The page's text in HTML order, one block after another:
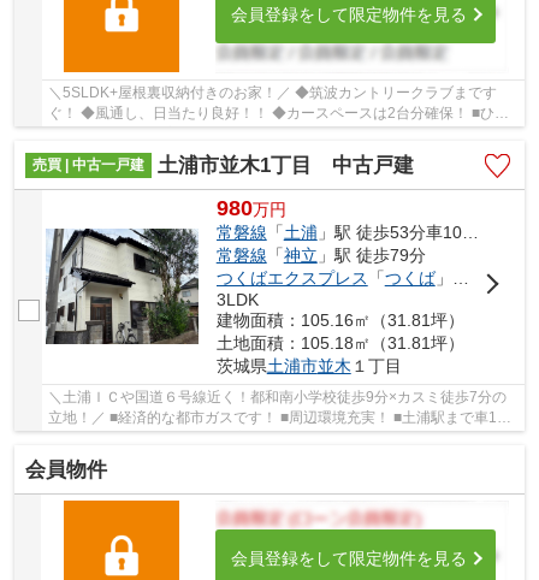
会員登録をして限定物件を見る
＼5SLDK+屋根裏収納付きのお家！／ ◆筑波カントリークラブまです
ぐ！ ◆風通し、日当たり良好！！ ◆カースペースは2台分確保！ ■ひだ
まりハウスは、お客様一人ひとりの幸せを描くマイ...
売買 | 中古一戸建
土浦市並木1丁目 中古戸建
980万円
常磐線 「土浦 」駅 徒歩53分車10分 4.2km
常磐線 「神立 」駅 徒歩79分
つくばエクスプレス
「つくば」駅 徒歩99分
3LDK
建物面積：105.16㎡（31.81坪）
土地面積：105.18㎡（31.81坪）
茨城県土浦市並木 １丁目
＼土浦ＩＣや国道６号線近く！都和南小学校徒歩9分×カスミ徒歩7分の
立地！／ ■経済的な都市ガスです！ ■周辺環境充実！ ■土浦駅まで車10
分！ ■ひだまりハウスは、お客様一人ひとりの...
会員物件
会員登録をして限定物件を見る